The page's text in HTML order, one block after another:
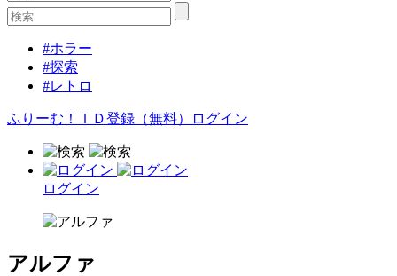
#ホラー
#探索
#レトロ
ふりーむ！ＩＤ登録（無料） ログイン
ログイン
アルファ